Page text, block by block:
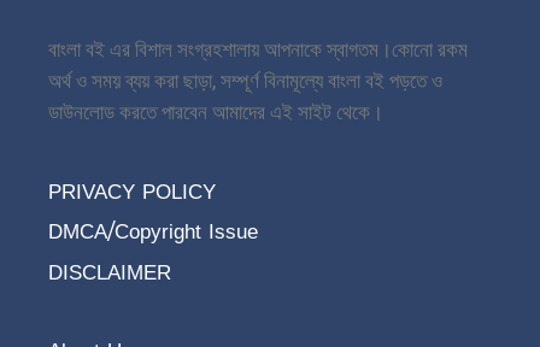
বাংলা বই এর বিশাল সংগ্রহশালায় আপনাকে স্বাগতম।কোনো রকম
অর্থ ও সময় ব্যয় করা ছাড়া, সম্পূর্ণ বিনামূল্যে বাংলা বই পড়তে ও
ডাউনলোড করতে পারবেন আমাদের এই সাইট থেকে।
PRIVACY POLICY
DMCA/Copyright Issue
DISCLAIMER